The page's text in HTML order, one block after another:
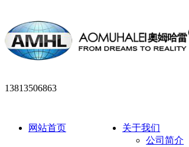
13813506863
网站首页
关于我们
公司简介